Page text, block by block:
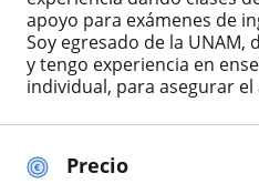
Precio
apoyo para exámenes de
Soy egresado de la UNAM,
y tengo experiencia en
individual, para asegurar